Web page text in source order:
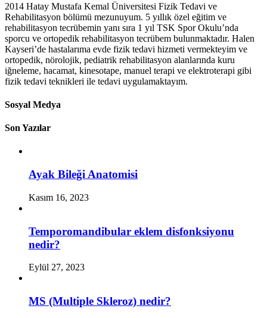
2014 Hatay Mustafa Kemal Üniversitesi Fizik Tedavi ve
Rehabilitasyon bölümü mezunuyum. 5 yıllık özel eğitim ve
rehabilitasyon tecrübemin yanı sıra 1 yıl TSK Spor Okulu’nda
sporcu ve ortopedik rehabilitasyon tecrübem bulunmaktadır. Halen
Kayseri’de hastalarıma evde fizik tedavi hizmeti vermekteyim ve
ortopedik, nörolojik, pediatrik rehabilitasyon alanlarında kuru
iğneleme, hacamat, kinesotape, manuel terapi ve elektroterapi gibi
fizik tedavi teknikleri ile tedavi uygulamaktayım.
Sosyal Medya
Son Yazılar
Ayak Bileği Anatomisi
Kasım 16, 2023
Temporomandibular eklem disfonksiyonu
nedir?
Eylül 27, 2023
MS (Multiple Skleroz) nedir?